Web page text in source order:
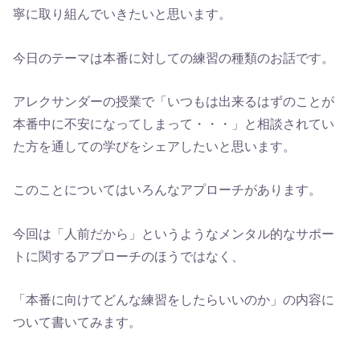
寧に取り組んでいきたいと思います。
今日のテーマは本番に対しての練習の種類のお話です。
アレクサンダーの授業で「いつもは出来るはずのことが
本番中に不安になってしまって・・・」と相談されてい
た方を通しての学びをシェアしたいと思います。
このことについてはいろんなアプローチがあります。
今回は「人前だから」というようなメンタル的なサポー
トに関するアプローチのほうではなく、
「本番に向けてどんな練習をしたらいいのか」の内容に
ついて書いてみます。